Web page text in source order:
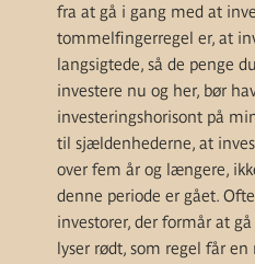
fra at gå i gang med at
tommelfingerregel er, at
langsigtede, så de penge
investere nu og her, bør
investeringshorisont på
til sjældenhederne, at
over fem år og længere,
denne periode er gået.
investorer, der formår at
lyser rødt, som regel får en